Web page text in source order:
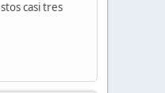
casi tres